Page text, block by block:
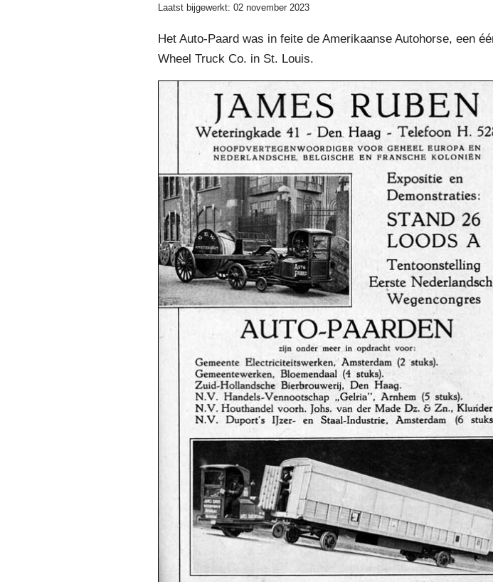
Laatst bijgewerkt: 02 november 2023
Het Auto-Paard was in feite de Amerikaanse Autohorse, een
Wheel Truck Co. in St. Louis.